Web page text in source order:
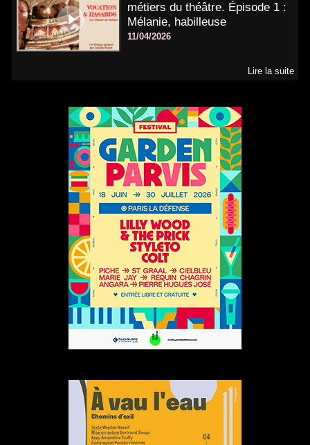
métiers du théâtre. Épisode 1 :
Mélanie, habilleuse
11/04/2026
Lire la suite